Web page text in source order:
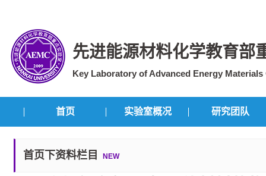
先进能源材料化学教育部
Key Laboratory of Advanced Energy
首页 实验室概况 研究团队
首页下资料栏目 NEW